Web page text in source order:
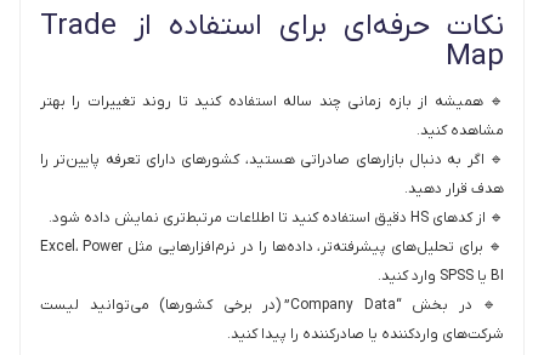
نکات حرفه‌ای برای استفاده از Trade
Map
🔹 همیشه از بازه زمانی چند ساله استفاده کنید تا روند تغییرات را بهتر
مشاهده کنید.
🔹 اگر به دنبال بازارهای صادراتی هستید، کشورهای دارای تعرفه پایین‌تر را
هدف قرار دهید.
🔹 از کدهای HS دقیق استفاده کنید تا اطلاعات مرتبط‌تری نمایش داده شود.
🔹 برای تحلیل‌های پیشرفته‌تر، داده‌ها را در نرم‌افزارهایی مثل Excel، Power
BI یا SPSS وارد کنید.
🔹 در بخش “Company Data” (در برخی کشورها) می‌توانید لیست
شرکت‌های واردکننده یا صادرکننده را پیدا کنید.